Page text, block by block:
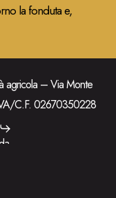
la fonduta e,
agricola – Via Monte
C.F. 02670350228